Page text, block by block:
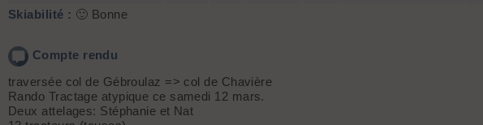
Skiabilité : 🙂 Bonne
Compte rendu
traversée col de Gébroulaz => col de Chavière
Rando Tractage atypique ce samedi 12 mars.
Deux attelages: Stéphanie et Nat